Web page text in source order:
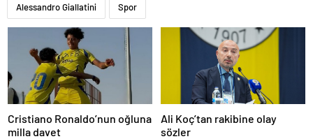
Alessandro Giallatini Spor
Cristiano Ronaldo’nun oğluna
milla davet
Ali Koç’tan rakibine olay
sözler